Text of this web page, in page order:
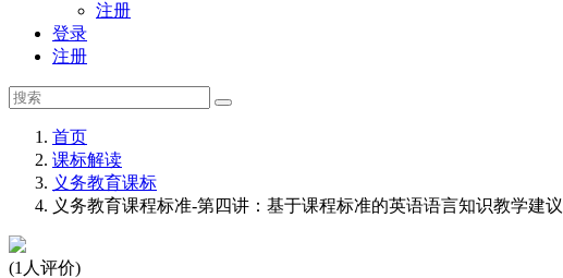
注册
登录
注册
首页
课标解读
义务教育课标
义务教育课程标准-第四讲：基于课程标准的英语语言知识教学建议
(1人评价)